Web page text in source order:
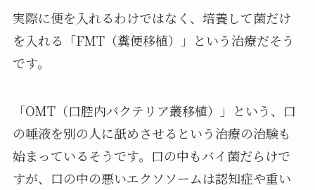
実際に便を入れるわけではなく、培養して菌だけ
を入れる「FMT（糞便移植）」という治療だそう
です。
「OMT（口腔内バクテリア叢移植）」という、口
の唾液を別の人に舐めさせるという治療の治験も
始まっているそうです。口の中もバイ菌だらけで
すが、口の中の悪いエクソソームは認知症や重い